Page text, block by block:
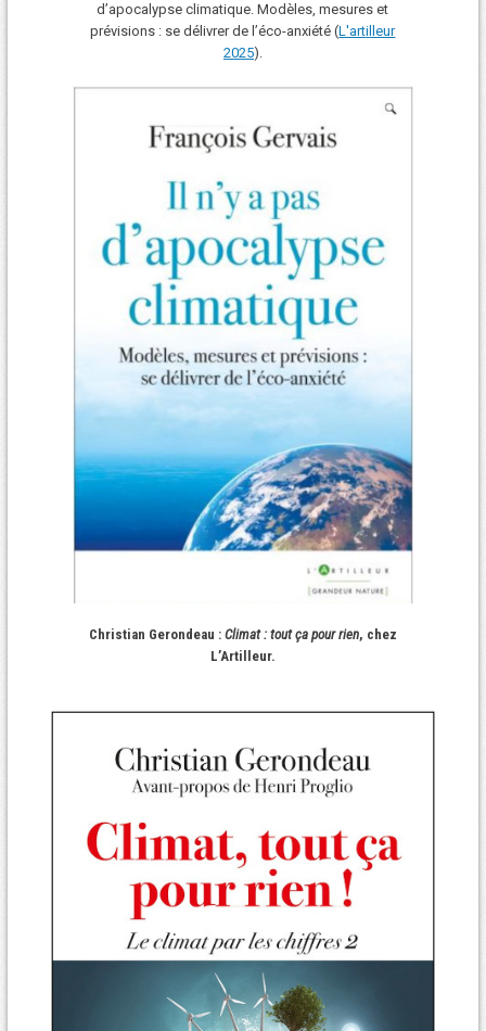
d’apocalypse climatique. Modèles, mesures et
prévisions : se délivrer de l’éco-anxiété (L'arti lleur
2025).
Christian Gerondeau : Climat : tout ça pour rien, chez
L’Artilleur.